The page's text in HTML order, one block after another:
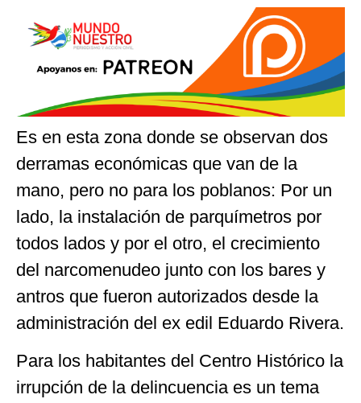
Es en esta zona donde se observan dos
derramas económicas que van de la
mano, pero no para los poblanos: Por un
lado, la instalación de parquímetros por
todos lados y por el otro, el crecimiento
del narcomenudeo junto con los bares y
antros que fueron autorizados desde la
administración del ex edil Eduardo Rivera.
Para los habitantes del Centro Histórico la
irrupción de la delincuencia es un tema